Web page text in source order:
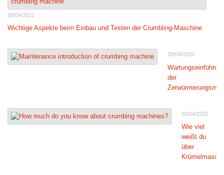
28/04/2022
Wichtige Aspekte beim Einbau und Testen der Crumbling-Maschine
28/04/2022
der
28/04/2022
Wie viel
weißt du
über